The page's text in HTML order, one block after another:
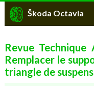
Škoda Octavia
Revue
Remplacer le
triangle de